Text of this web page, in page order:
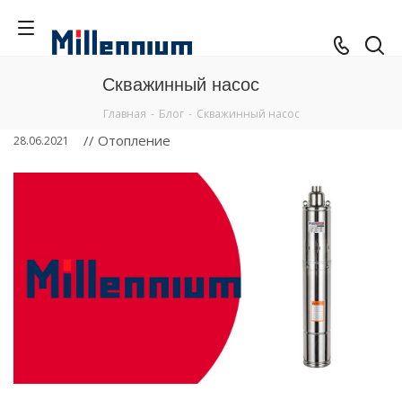
Скважинный насос
Главная - Блог - Скважинный насос
28.06.2021
// Отопление